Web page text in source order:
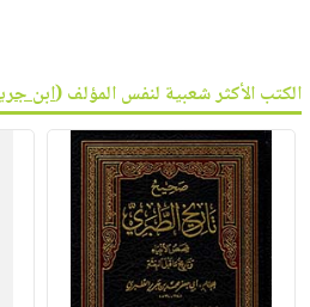
الكتب الأكثر شعبية لنفس المؤلف (ابن